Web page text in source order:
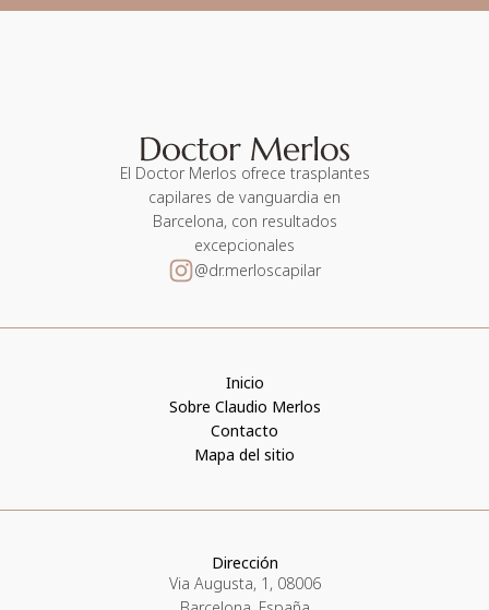
El Doctor Merlos ofrece trasplantes
capilares de vanguardia en
Barcelona, con resultados
excepcionales
@dr.merloscapilar
Inicio
Sobre Claudio Merlos
Contacto
Mapa del sitio
Dirección
Via Augusta, 1, 08006